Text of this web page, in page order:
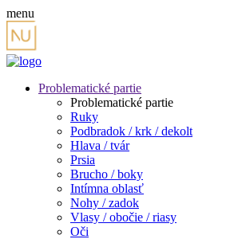
menu
Problematické partie
Problematické partie
Ruky
Podbradok / krk / dekolt
Hlava / tvár
Prsia
Brucho / boky
Intímna oblasť
Nohy / zadok
Vlasy / obočie / riasy
Oči